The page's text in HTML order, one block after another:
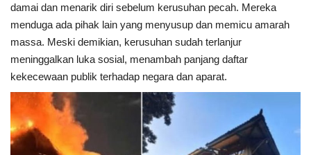
Rubrik
Lampung
damai dan menarik diri sebelum kerusuhan pecah. Mereka
menduga ada pihak lain yang menyusup dan memicu amarah
massa. Meski demikian, kerusuhan sudah terlanjur
meninggalkan luka sosial, menambah panjang daftar
kekecewaan publik terhadap negara dan aparat.